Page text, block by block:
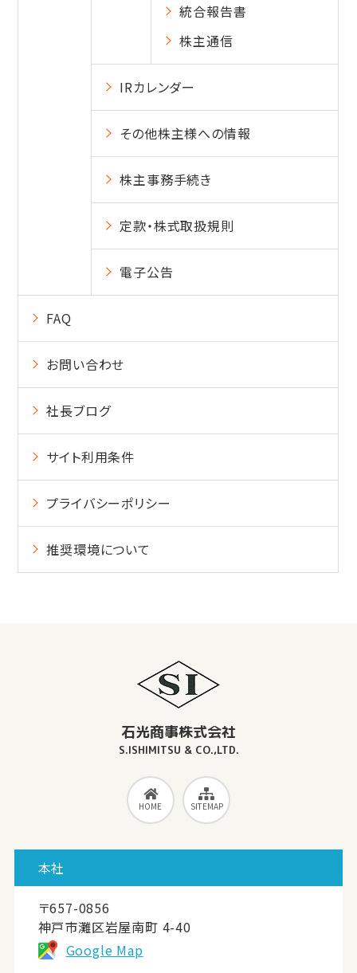
統合報告書
株主通信
IRカレンダー
その他株主様への情報
株主事務手続き
定款・株式取扱規則
電子公告
FAQ
お問い合わせ
社長ブログ
サイト利用条件
プライバシーポリシー
推奨環境について
石光商事株式会社
S.ISHIMITSU & CO.,LTD.
HOME SITEMAP
本社
〒657-0856
神戸市灘区岩屋南町 4-40
Google Map